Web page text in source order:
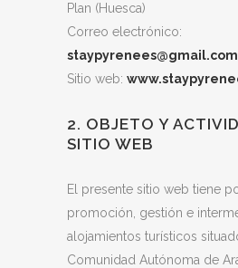
Plan (Huesca)
Correo electrónico:
staypyrenees@gmail.com
Sitio web:
2. OBJETO Y
SITIO WEB
El presente sitio web tiene
promoción, gestión e
alojamientos turísticos
Comunidad Autónoma de